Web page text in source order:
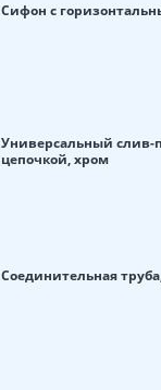
Сифон с
Универсальный слив-
цепочкой, хром
Соединительная